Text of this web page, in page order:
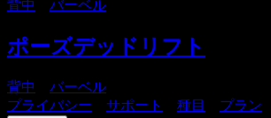
背中 バーベル
ポーズデッドリフト
背中
バーベル
プライバシー
サポート 種目 プラン